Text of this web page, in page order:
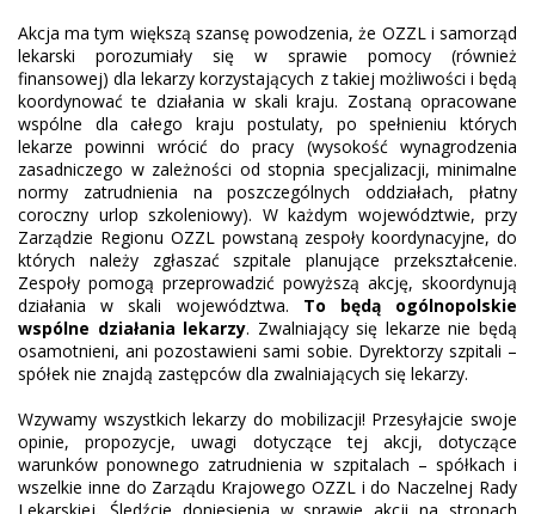
Akcja ma tym większą szansę powodzenia, że OZZL i samorząd
lekarski porozumiały się w sprawie pomocy (również
finansowej) dla lekarzy korzystających z takiej możliwości i będą
koordynować te działania w skali kraju. Zostaną opracowane
wspólne dla całego kraju postulaty, po spełnieniu których
lekarze powinni wrócić do pracy (wysokość wynagrodzenia
zasadniczego w zależności od stopnia specjalizacji, minimalne
normy zatrudnienia na poszczególnych oddziałach, płatny
coroczny urlop szkoleniowy). W każdym województwie, przy
Zarządzie Regionu OZZL powstaną zespoły koordynacyjne, do
których należy zgłaszać szpitale planujące przekształcenie.
Zespoły pomogą przeprowadzić powyższą akcję, skoordynują
działania w skali województwa. To będą ogólnopolskie
wspólne działania lekarzy. Zwalniający się lekarze nie będą
osamotnieni, ani pozostawieni sami sobie. Dyrektorzy szpitali –
spółek nie znajdą zastępców dla zwalniających się lekarzy.
Wzywamy wszystkich lekarzy do mobilizacji! Przesyłajcie swoje
opinie, propozycje, uwagi dotyczące tej akcji, dotyczące
warunków ponownego zatrudnienia w szpitalach – spółkach i
wszelkie inne do Zarządu Krajowego OZZL i do Naczelnej Rady